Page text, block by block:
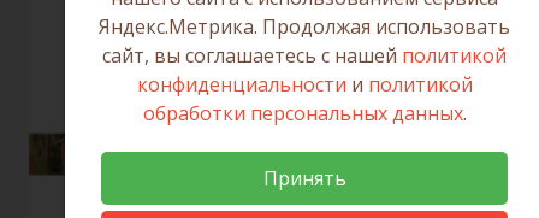
Яндекс.Метрика. Продолжая использовать
сайт, вы соглашаетесь с нашей политикой
конфиденциальности и политикой
обработки персональных данных.
Принять